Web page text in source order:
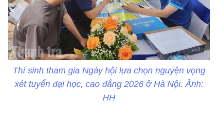
Thí sinh tham gia Ngày hội lựa chọn nguyện vọng
xét tuyển đại học, cao đẳng 2026 ở Hà Nội. Ảnh:
HH